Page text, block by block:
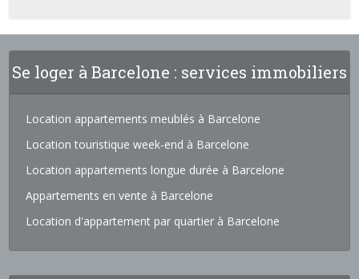
Se loger à Barcelone : services immobiliers
Location appartements meublés à Barcelone
Location touristique week-end à Barcelone
Location appartements longue durée à Barcelone
Appartements en vente à Barcelone
Location d'appartement par quartier à Barcelone